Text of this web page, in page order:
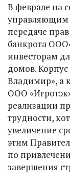
В феврале на
управляющим
передаче
банкрота
инвесторам
домов.
Владимир», а
ООО
реализации
трудности,
увеличение
этим
по
завершения